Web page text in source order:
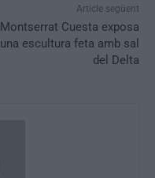
Article següent
Montserrat Cuesta exposa
una escultura feta amb sal
del Delta